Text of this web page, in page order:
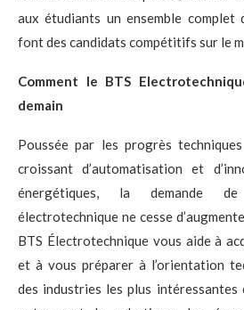
aux étudiants un ensemble complet
font des candidats compétitifs sur le
Comment le BTS
demain
Poussée par les progrès
croissant d’automatisation et
énergétiques, la demande
électrotechnique ne cesse
BTS Électrotechnique vous aide à
et à vous préparer à l’orientation
des industries les plus intéressantes